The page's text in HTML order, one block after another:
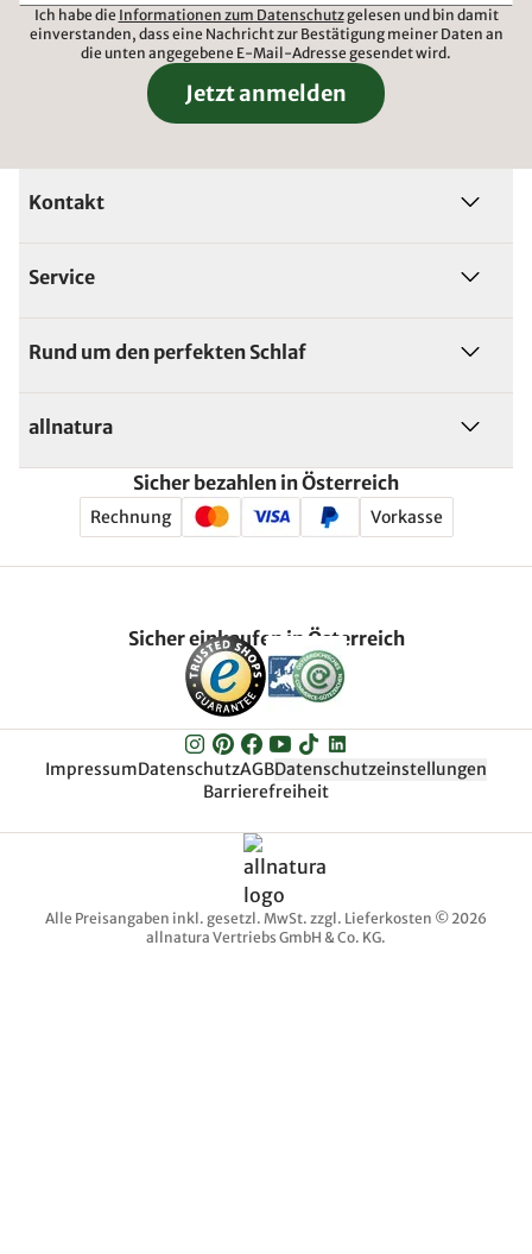
Ich habe die Informationen zum Datenschutzgelesen und bin damit
einverstanden, dass eine Nachricht zur Bestätigung meiner Daten an
die unten angegebene E-Mail-Adresse gesendet wird.
Jetzt anmelden
Kontakt
Service
Rund um den perfekten Schlaf
allnatura
Sicher bezahlen in Österreich
Rechnung Vorkasse
Sicher einkaufen in Österreich
ImpressumDatenschutzAGBDatenschutzeinstellungen
Barrierefreiheit
Alle Preisangaben inkl. gesetzl. MwSt. zzgl. Lieferkosten © 2026
allnatura Vertriebs GmbH & Co. KG.